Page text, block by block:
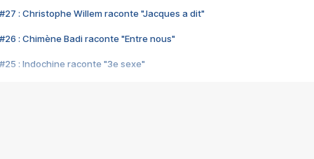
#27 : Christophe Willem raconte "Jacques a dit"
#26 : Chimène Badi raconte "Entre nous"
#25 : Indochine raconte "3e sexe"